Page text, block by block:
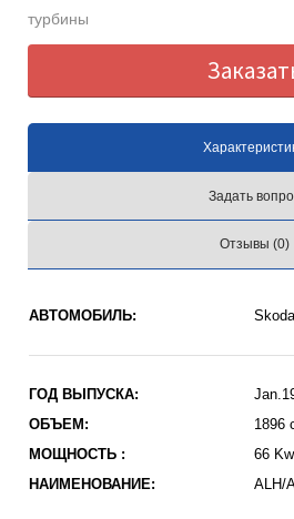
турбины
Задать
Отзывы (0)
АВТОМОБИЛЬ:
ГОД ВЫПУСКА:
ОБЪЕМ:
1896
МОЩНОСТЬ :
66
НАИМЕНОВАНИЕ:
ALH/